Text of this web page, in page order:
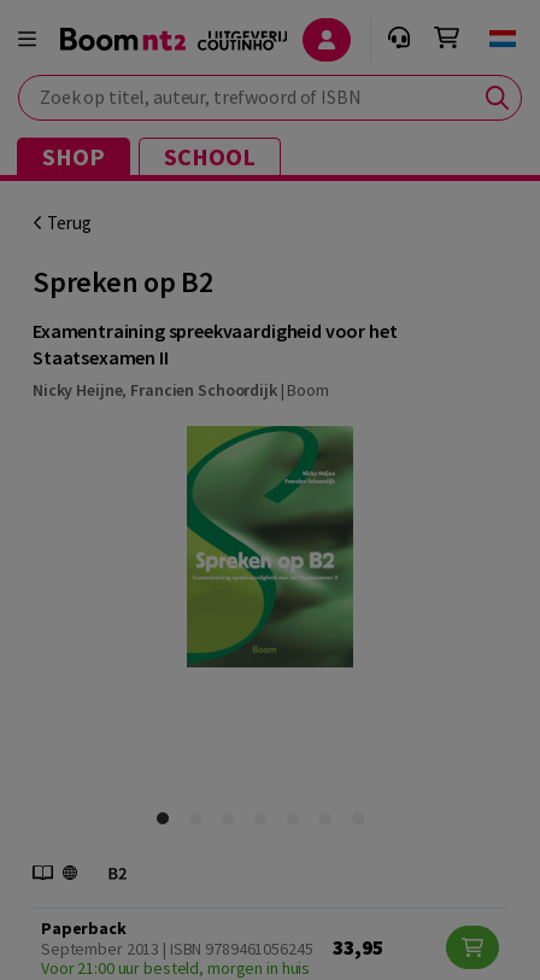
Zoek op titel, auteur, trefwoord of ISBN
SHOP SCHOOL
Terug
Spreken op B2
Examentraining spreekvaardigheid voor het
Staatsexamen II
Nicky Heijne, Francien Schoordijk| Boom
Paperback
September 2013 | ISBN 9789461056245
Voor 21:00 uur besteld, morgen in huis
33,95